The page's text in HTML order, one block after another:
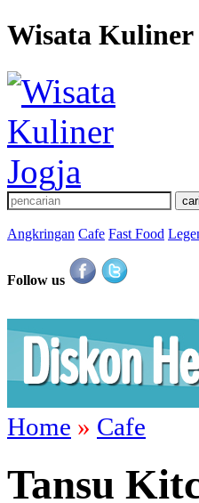
Wisata Kuliner
Angkringan Cafe Fast Food
Follow us
Home » Cafe
Tansu